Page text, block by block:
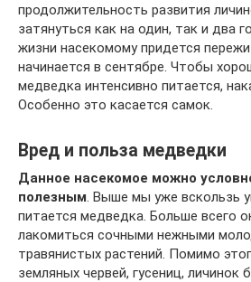
продолжительность развития
затянуться как на один, так и два
жизни насекомому придется
начинается в сентябре. Чтобы
медведка интенсивно питается,
Особенно это касается самок.
Вред и польза медведки
Данное насекомое можно
полезным . Выше мы уже вскользь
питается медведка. Больше всего
лакомиться сочными нежными
травянистых растений. Помимо
земляных червей, гусениц, личинок